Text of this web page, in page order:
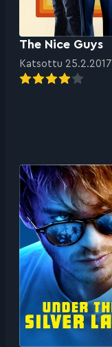
The Nice Guys
Katsottu 25.2.2017